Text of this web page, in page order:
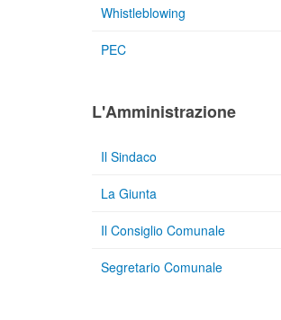
Whistleblowing
PEC
L'Amministrazione
Il Sindaco
La Giunta
Il Consiglio Comunale
Segretario Comunale